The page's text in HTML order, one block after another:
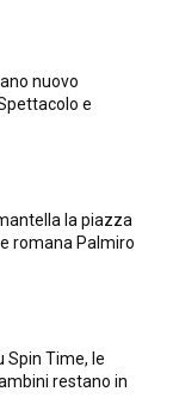
nuovo
e
la piazza
romana Palmiro
Spin Time, le
restano in